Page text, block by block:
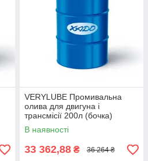
VERYLUBE Промивальна
олива для двигуна і
трансмісії 200л (бочка)
В наявності
33 362,88 ₴ 36 264 ₴